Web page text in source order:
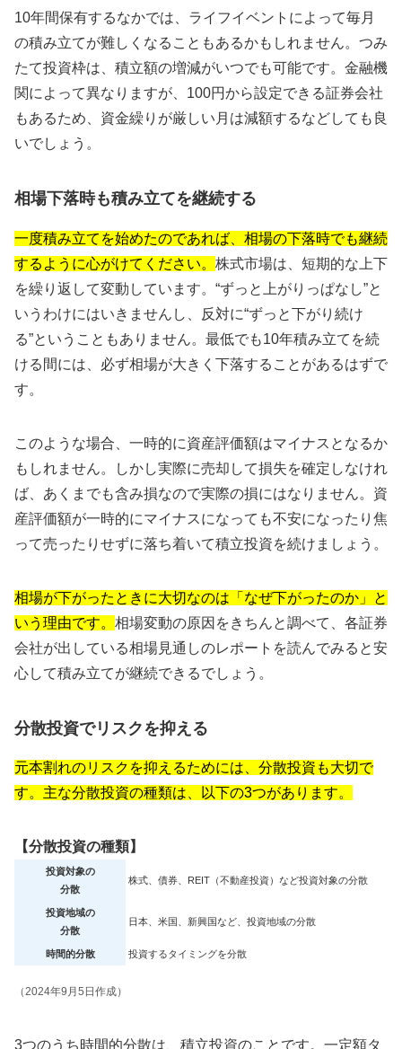
10年間保有するなかでは、ライフイベントによって毎月
の積み立てが難しくなることもあるかもしれません。つみ
たて投資枠は、積立額の増減がいつでも可能です。金融機
関によって異なりますが、100円から設定できる証券会社
もあるため、資金繰りが厳しい月は減額するなどしても良
いでしょう。
相場下落時も積み立てを継続する
一度積み立てを始めたのであれば、相場の下落時でも継続
するように心がけてください。 株式市場は、短期的な上下
を繰り返して変動しています。“ずっと上がりっぱなし”と
いうわけにはいきませんし、反対に“ずっと下がり続け
る”ということもありません。最低でも10年積み立てを続
ける間には、必ず相場が大きく下落することがあるはずで
す。
このような場合、一時的に資産評価額はマイナスとなるか
もしれません。しかし実際に売却して損失を確定しなけれ
ば、あくまでも含み損なので実際の損にはなりません。資
産評価額が一時的にマイナスになっても不安になったり焦
って売ったりせずに落ち着いて積立投資を続けましょう。
相場が下がったときに大切なのは「なぜ下がったのか」と
いう理由です。 相場変動の原因をきちんと調べて、各証券
会社が出している相場見通しのレポートを読んでみると安
心して積み立てが継続できるでしょう。
分散投資でリスクを抑える
元本割れのリスクを抑えるためには、分散投資も大切で
す。主な分散投資の種類は、以下の3つがあります。
【分散投資の種類】
投資対象の
分散
株式、債券、REIT（不動産投資）など投資対象の分散
投資地域の
分散
日本、米国、新興国など、投資地域の分散
時間的分散 投資するタイミングを分散
（2024年9月5日作成）
3つのうち時間的分散は、積立投資のことです。一定額タ